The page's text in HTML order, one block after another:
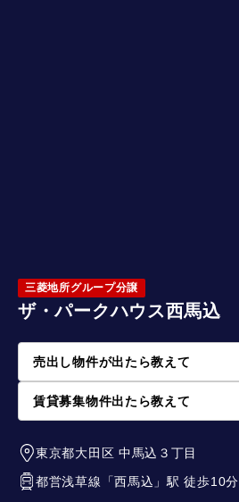
三菱地所グループ分譲
ザ・パークハウス西馬込
売出し物件が出たら教えて
賃貸募集物件出たら教えて
東京都大田区 中馬込３丁目
都営浅草線 「西馬込 」駅 徒歩10分